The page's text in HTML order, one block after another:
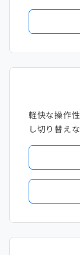
軽快な操作
し切り替え